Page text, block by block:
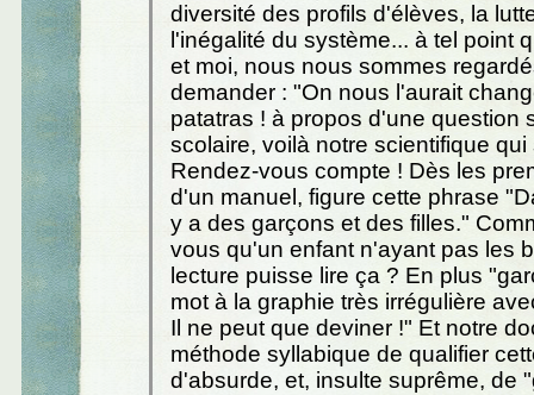
diversité des profils d'élèves, la
l'inégalité du système... à tel point
et moi, nous nous sommes
demander : "On nous l'aurait
patatras ! à propos d'une question
scolaire, voilà notre scientifique qui
Rendez-vous compte ! Dès les
d'un manuel, figure cette phrase
y a des garçons et des filles."
vous qu'un enfant n'ayant pas les
lecture puisse lire ça ? En plus
mot à la graphie très irrégulière
Il ne peut que deviner !" Et notre
méthode syllabique de qualifier
d'absurde, et, insulte suprême, de